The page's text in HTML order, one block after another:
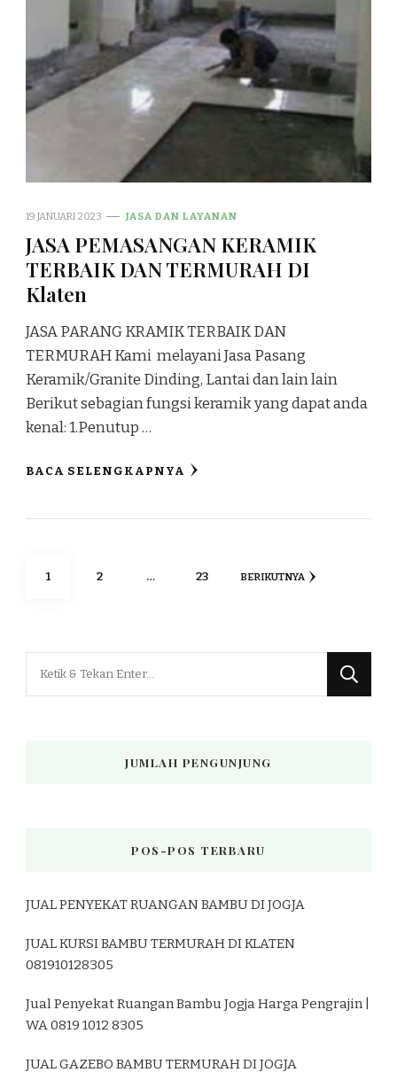
19 JANUARI 2023 JASA DAN LAYANAN
JASA PEMASANGAN KERAMIK
TERBAIK DAN TERMURAH DI
Klaten
JASA PARANG KRAMIK TERBAIK DAN
TERMURAH Kami melayani Jasa Pasang
Keramik/Granite Dinding, Lantai dan lain lain
Berikut sebagian fungsi keramik yang dapat anda
kenal: 1.Penutup …
BACA SELENGKAPNYA
Paginasi
HALAMAN
1 HALAMAN
2 … HALAMAN
23 BERIKUTNYA
JUMLAH PENGUNJUNG
POS-POS TERBARU
JUAL PENYEKAT RUANGAN BAMBU DI JOGJA
JUAL KURSI BAMBU TERMURAH DI KLATEN
081910128305
Jual Penyekat Ruangan Bambu Jogja Harga Pengrajin |
WA 0819 1012 8305
JUAL GAZEBO BAMBU TERMURAH DI JOGJA